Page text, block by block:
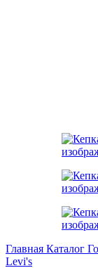
Главная Каталог
Levi's